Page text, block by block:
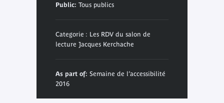
Public: Tous publics
Categorie : Les RDV du salon de
lecture Jacques Kerchache
As part of: Semaine de l’accessibilité
2016